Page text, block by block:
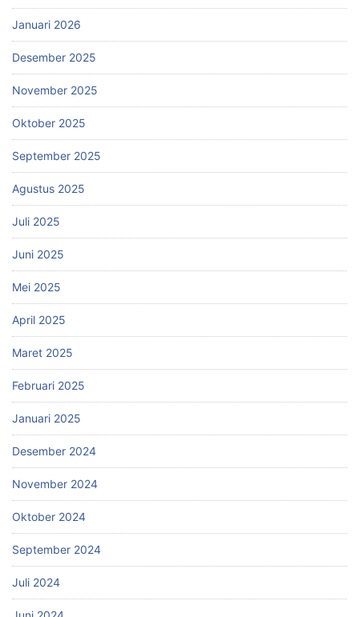
Januari 2026
Desember 2025
November 2025
Oktober 2025
September 2025
Agustus 2025
Juli 2025
Juni 2025
Mei 2025
April 2025
Maret 2025
Februari 2025
Januari 2025
Desember 2024
November 2024
Oktober 2024
September 2024
Juli 2024